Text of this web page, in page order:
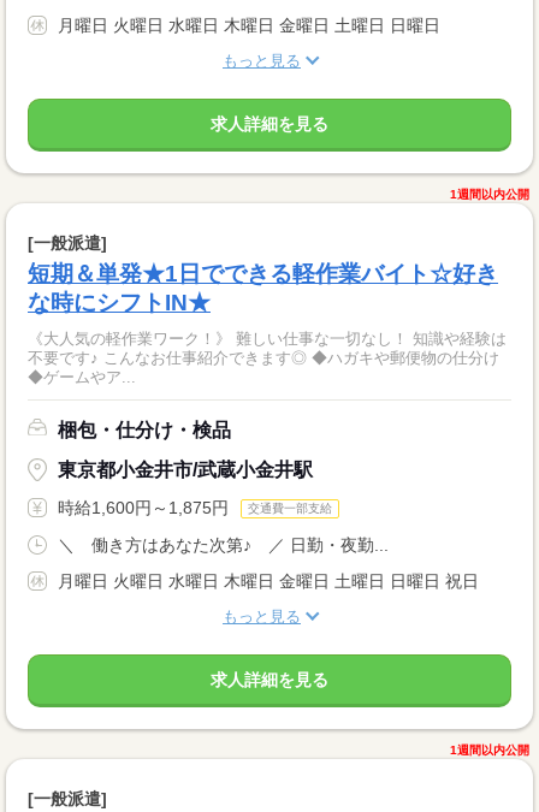
月曜日 火曜日 水曜日 木曜日 金曜日 土曜日 日曜日
もっと見る
求人詳細を見る
1週間以内公開
[一般派遣]
短期＆単発★1日でできる軽作業バイト☆好き
な時にシフトIN★
《大人気の軽作業ワーク！》 難しい仕事な一切なし！ 知識や経験は
不要です♪ こんなお仕事紹介できます◎ ◆ハガキや郵便物の仕分け
◆ゲームやア...
梱包・仕分け・検品
東京都小金井市/武蔵小金井駅
時給1,600円～1,875円 交通費一部支給
＼ 働き方はあなた次第♪ ／ 日勤・夜勤...
月曜日 火曜日 水曜日 木曜日 金曜日 土曜日 日曜日 祝日
もっと見る
求人詳細を見る
1週間以内公開
[一般派遣]